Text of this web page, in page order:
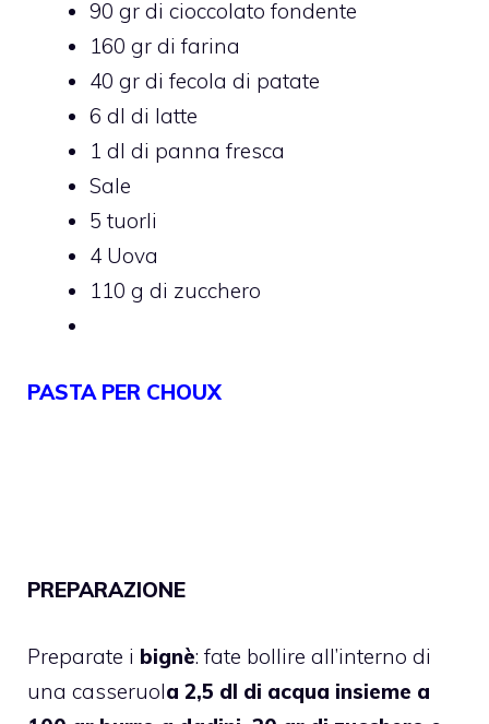
90 gr di cioccolato fondente
160 gr di farina
40 gr di fecola di patate
6 dl di latte
1 dl di panna fresca
Sale
5 tuorli
4 Uova
110 g di zucchero
PASTA PER CHOUX
PREPARAZIONE
Preparate i bignè: fate bollire all’interno di
una casseruola 2,5 dl di acqua insieme a